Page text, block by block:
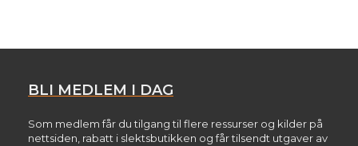
BLI MEDLEM I DAG
Som medlem får du tilgang til flere ressurser og kilder på
nettsiden, rabatt i slektsbutikken og får tilsendt utgaver av